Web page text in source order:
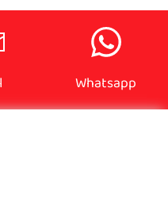
Whatsapp